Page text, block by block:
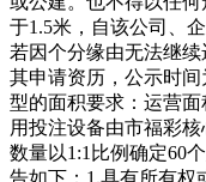
于1.5米，自该公司、
若因个分缘由无法继
其申请资历，公示时
型的面积要求：运营
用投注设备由市福彩
数量以1:1比例确定60
告如下：1.具有所有权